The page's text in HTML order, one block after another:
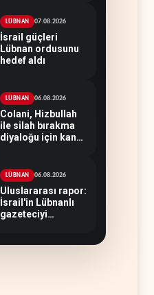
LÜBNAN 07.08.2026
İsrail güçleri
Lübnan ordusunu
hedef aldı
LÜBNAN 06.08.2026
Colani, Hizbullah
ile silah bırakma
diyaloğu için kanal
LÜBNAN 06.08.2026
Uluslararası rapor:
İsrail'in Lübnanlı
gazeteciyi